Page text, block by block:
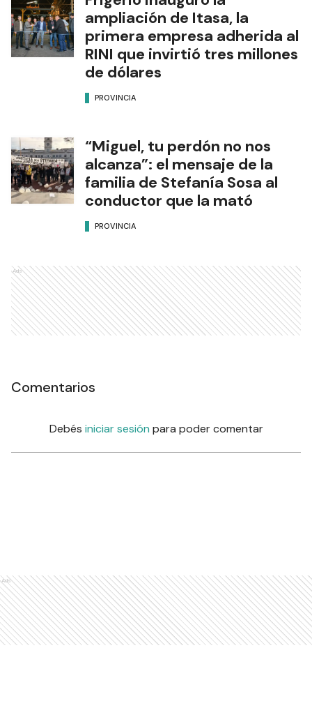
ampliación de Itasa, la
primera empresa adherida al
RINI que invirtió tres millones
de dólares
PROVINCIA
“Miguel, tu perdón no nos
alcanza”: el mensaje de la
familia de Stefanía Sosa al
conductor que la mató
PROVINCIA
Ads
Comentarios
Debés iniciar sesión para poder comentar
Ads